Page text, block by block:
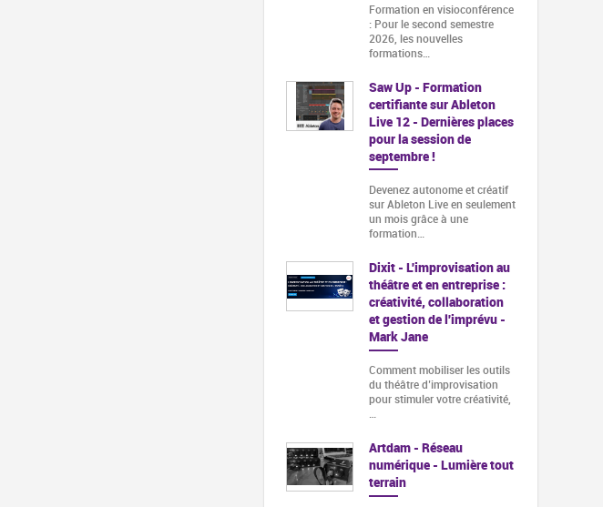
Formation en visioconférence
: Pour le second semestre
2026, les nouvelles
formations…
Saw Up - Formation
certifiante sur Ableton
Live 12 - Dernières places
pour la session de
septembre !
Devenez autonome et créatif
sur Ableton Live en seulement
un mois grâce à une
formation…
Dixit - L'improvisation au
théâtre et en entreprise :
créativité, collaboration
et gestion de l'imprévu -
Mark Jane
Comment mobiliser les outils
du théâtre d’improvisation
pour stimuler votre créativité,
…
Artdam - Réseau
numérique - Lumière tout
terrain